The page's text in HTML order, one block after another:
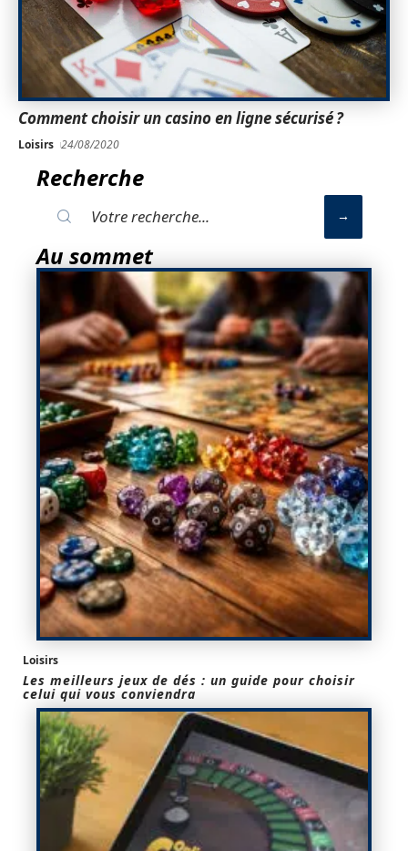
Comment choisir un casino en ligne sécurisé ?
Loisirs 24/08/2020
Recherche
Au sommet
Loisirs
Les meilleurs jeux de dés : un guide pour choisir
celui qui vous conviendra